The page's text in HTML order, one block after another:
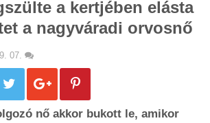
g
l
a kertjében elásta
a nagyváradi orvosnő
07.
nő akkor bukott le, amikor